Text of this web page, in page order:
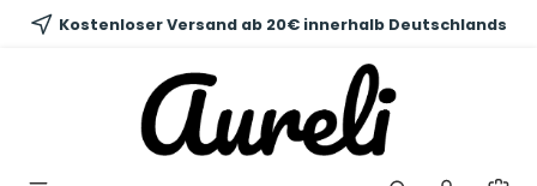
springen
Kostenloser Versand ab 20€ innerhalb Deutschlands